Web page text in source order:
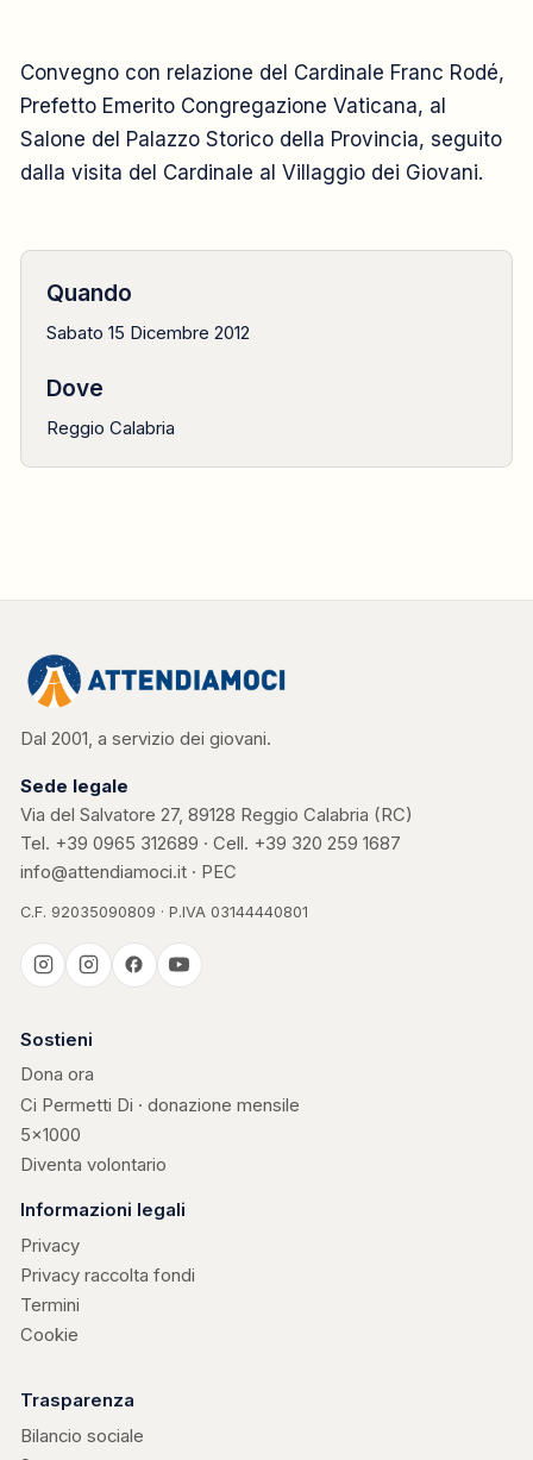
2012
Convegno con relazione del Cardinale Franc Rodé,
Prefetto Emerito Congregazione Vaticana, al
Salone del Palazzo Storico della Provincia, seguito
dalla visita del Cardinale al Villaggio dei Giovani.
Quando
Sabato 15 Dicembre 2012
Dove
Reggio Calabria
Dal 2001, a servizio dei giovani.
Sede legale
Via del Salvatore 27, 89128 Reggio Calabria (RC)
Tel. +39 0965 312689 · Cell. +39 320 259 1687
info@attendiamoci.it · PEC
C.F. 92035090809 · P.IVA 03144440801
Casa Kerigma
Sostieni
Dona ora
Ci Permetti Di · donazione mensile
5×1000
Diventa volontario
Informazioni legali
Privacy
Privacy raccolta fondi
Termini
Cookie
Trasparenza
Bilancio sociale